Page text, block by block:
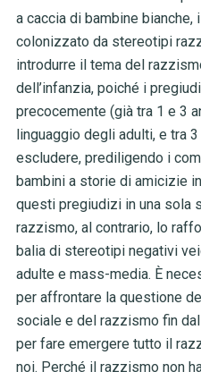
a caccia di bambine
colonizzato da stereotipi
introdurre il tema del
dell’infanzia, poiché i
precocemente (già tra 1 e 3
linguaggio degli adulti, e tra
escludere, prediligendo i
bambini a storie di amicizie
questi pregiudizi in una sola
razzismo, al contrario, lo
balia di stereotipi negativi
adulte e mass-media. È
per affrontare la questione
sociale e del razzismo fin
per fare emergere tutto il
noi. Perché il razzismo non